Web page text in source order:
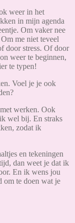
weer in het
in mijn agenda
Om vaker nee
me niet teveel
door stress. Of door
weer te beginnen,
te typen!
Voel je je ook
werken. Ook
wel bij. En straks
zodat ik
en tekeningen
dan weet je dat ik
En ik wens jou
om te doen wat je